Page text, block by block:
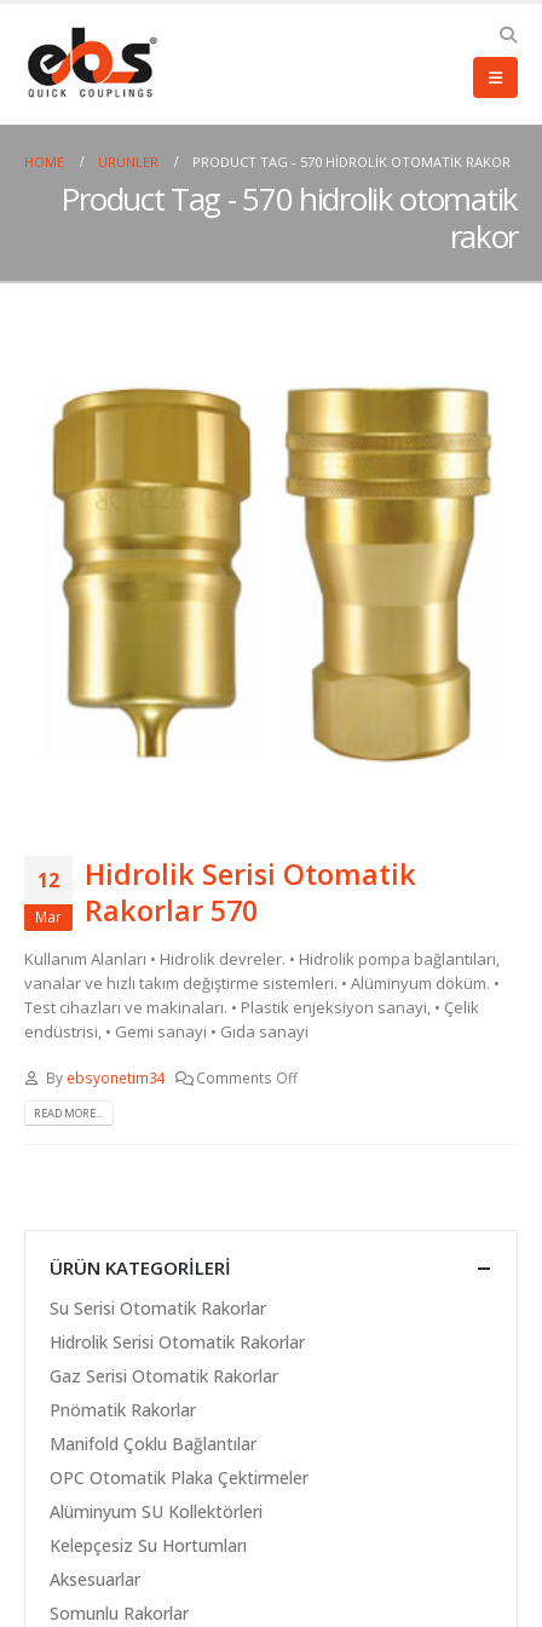
HOME ÜRÜNLER PRODUCT TAG - 570 HIDROLIK OTOMATIK RAKOR
Product Tag - 570 hidrolik otomatik
rakor
12
Mar
Hidrolik Serisi Otomatik
Rakorlar 570
Kullanım Alanları • Hidrolik devreler. • Hidrolik pompa bağlantıları,
vanalar ve hızlı takım değiştirme sistemleri. • Alüminyum döküm. •
Test cihazları ve makinaları. • Plastik enjeksiyon sanayi, • Çelik
endüstrisi, • Gemi sanayi • Gıda sanayi
By ebsyonetim34 Comments Off
READ MORE...
ÜRÜN KATEGORILERI
Su Serisi Otomatik Rakorlar
Hidrolik Serisi Otomatik Rakorlar
Gaz Serisi Otomatik Rakorlar
Pnömatik Rakorlar
Manifold Çoklu Bağlantılar
OPC Otomatik Plaka Çektirmeler
Alüminyum SU Kollektörleri
Kelepçesiz Su Hortumları
Aksesuarlar
Somunlu Rakorlar